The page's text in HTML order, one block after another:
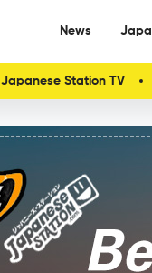
News
Japanese Station TV